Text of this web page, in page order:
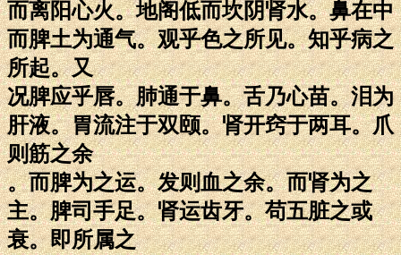
而离阳心火。地阁低而坎阴肾水。鼻在中
而脾土为通气。观乎色之所见。知乎病之
所起。又
况脾应乎唇。肺通于鼻。舌乃心苗。泪为
肝液。胃流注于双颐。肾开窍于两耳。爪
则筋之余
。而脾为之运。发则血之余。而肾为之
主。脾司手足。肾运齿牙。苟五脏之或
衰。即所属之